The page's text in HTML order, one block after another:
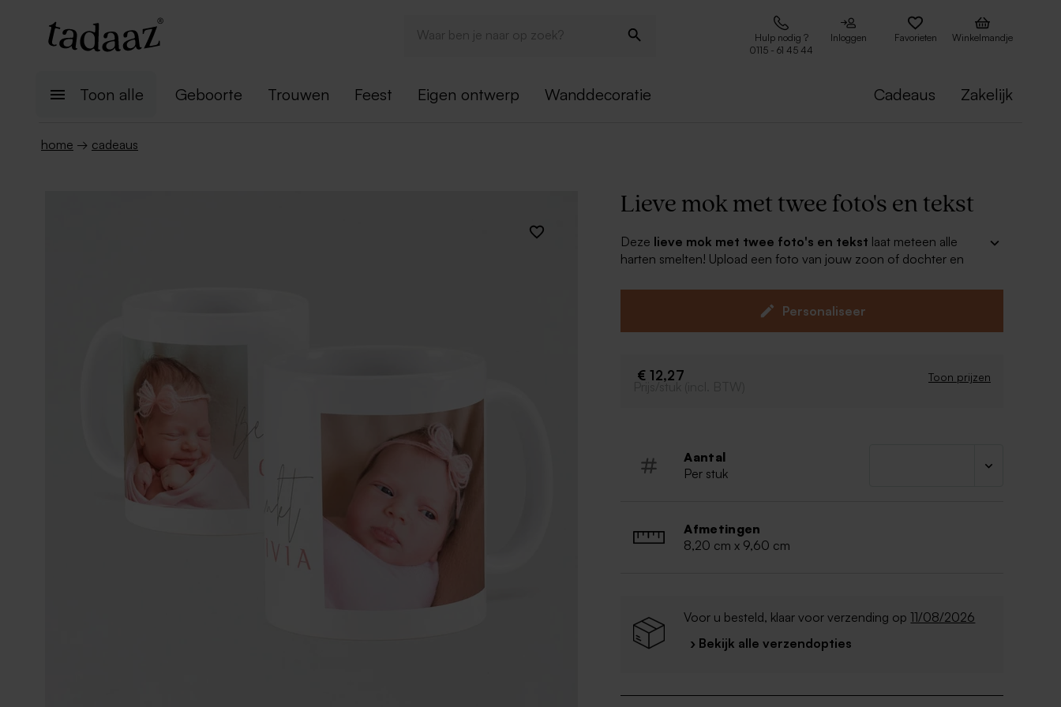
Hulp nodig ?
0115 - 61 45 44
Inloggen Favorieten Winkelmandje
Toon alle Geboorte Trouwen Feest Eigen ontwerp Wanddecoratie Cadeaus Zakelijk
home → cadeaus
Lieve mok met twee foto's en tekst
Deze lieve mok met twee foto's en tekst laat meteen alle
harten smelten! Upload een foto van jouw zoon of dochter en
gepersonaliseerde cadeau?
Deze gepersonaliseerde mokken zijn van topkwaliteit en
vaatwasbestendig!
Personaliseer
€ 12,27 Toon prijzen
Prijs/stuk (incl. BTW)
Aantal
Per stuk
Afmetingen
8,20 cm x 9,60 cm
Voor u besteld, klaar voor verzending op11/08/2026
› Bekijk alle verzendopties